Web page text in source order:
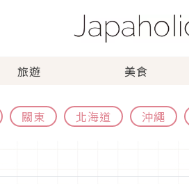
旅遊 美食
關東 北海道 沖繩